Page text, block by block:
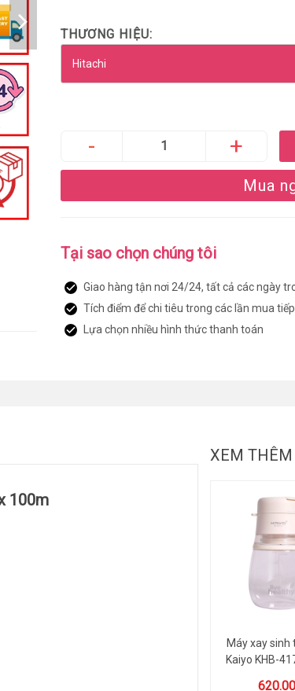
THƯƠNG HIỆU:
Mua
Tại sao chọn chúng tôi
Giao hàng tận nơi 24/24, tất cả các ngày
Tích điểm để chi tiêu trong các lần mua
Lựa chọn nhiều hình thức thanh toán
100m
XEM
Máy xay sinh
Kaiyo KHB-